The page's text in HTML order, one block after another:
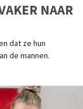
NAAR
dat ze hun
de mannen.